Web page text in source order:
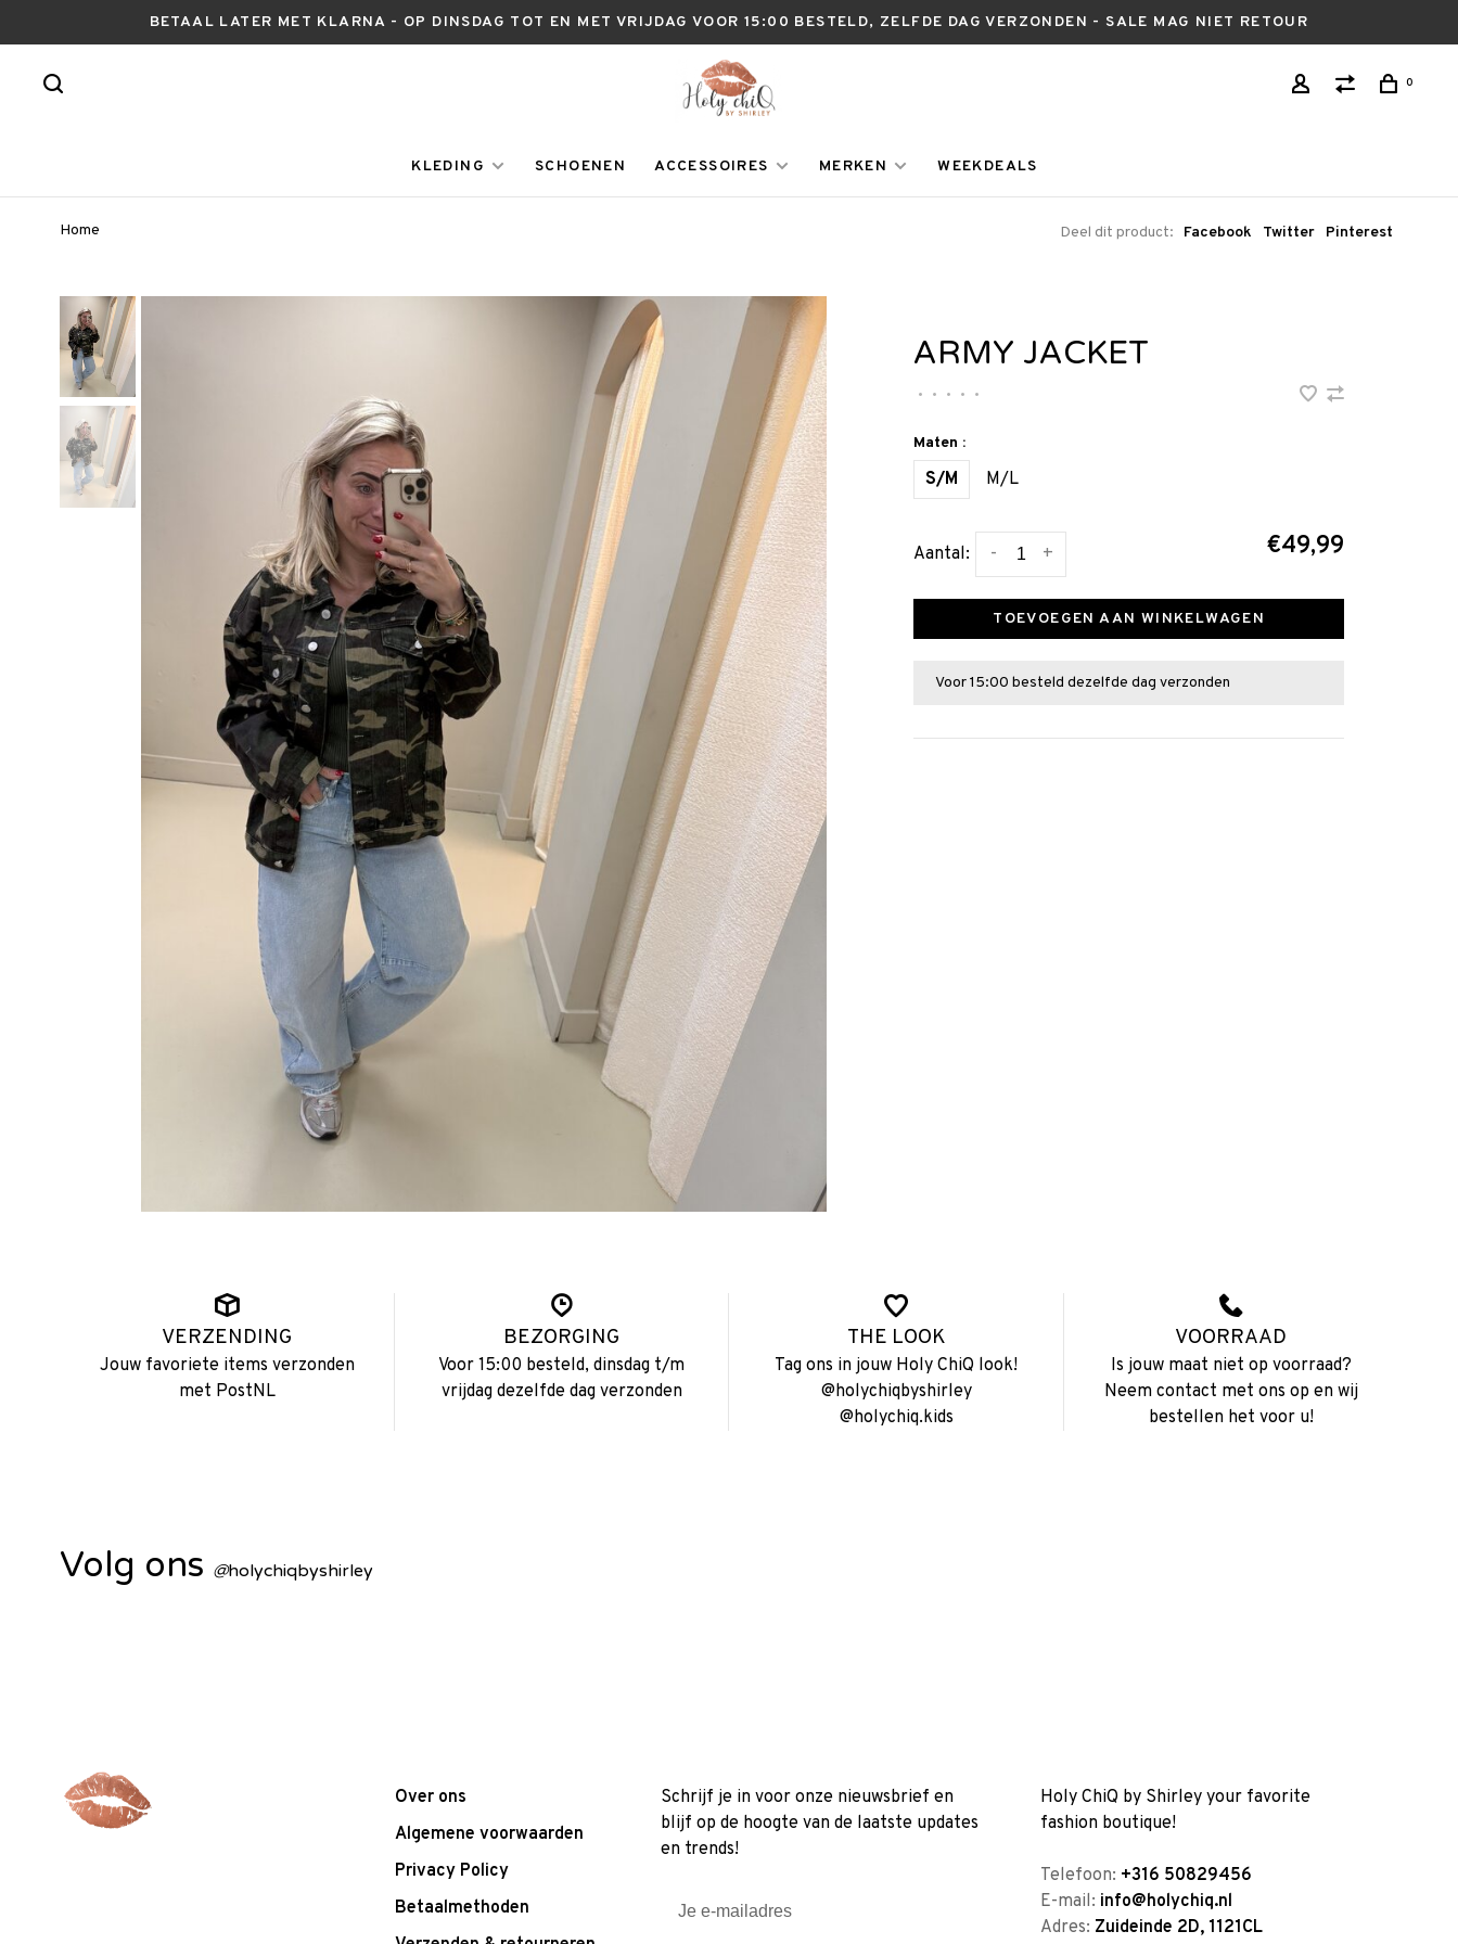
BETAAL LATER MET KLARNA - OP DINSDAG TOT EN MET VRIJDAG VOOR 15:00 BESTELD, ZELFDE DAG VERZONDEN - SALE MAG NIET RETOUR
0
KLEDING SCHOENEN ACCESSOIRES MERKEN WEEKDEALS
Home Deel dit product: Facebook Twitter Pinterest
ARMY JACKET
• • • • •
Maten :
S/M M/L
Aantal: +
- €49,99
TOEVOEGEN AAN WINKELWAGEN
Voor 15:00 besteld dezelfde dag verzonden
VERZENDING
Jouw favoriete items verzonden
met PostNL
BEZORGING
Voor 15:00 besteld, dinsdag t/m
vrijdag dezelfde dag verzonden
THE LOOK
Tag ons in jouw Holy ChiQ look!
@holychiqbyshirley
@holychiq.kids
VOORRAAD
Is jouw maat niet op voorraad?
Neem contact met ons op en wij
bestellen het voor u!
Volg ons @holychiqbyshirley
Over ons
Algemene voorwaarden
Privacy Policy
Betaalmethoden
Schrijf je in voor onze nieuwsbrief en
blijf op de hoogte van de laatste updates
en trends!
Holy ChiQ by Shirley your favorite
fashion boutique!
Telefoon: +316 50829456
E-mail: info@holychiq.nl
Adres: Zuideinde 2D, 1121CL